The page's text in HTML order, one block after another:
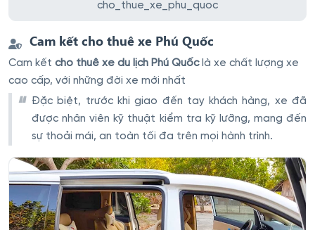
cho_thue_xe_phu_quoc
Cam kết cho thuê xe Phú Quốc
Cam kết cho thuê xe du lịch Phú Quốclà xe chất lượng xe
cao cấp, với những đời xe mới nhất
Đặc biệt, trước khi giao đến tay khách hàng, xe đã
được nhân viên kỹ thuật kiểm tra kỹ lưỡng, mang đến
sự thoải mái, an toàn tối đa trên mọi hành trình.